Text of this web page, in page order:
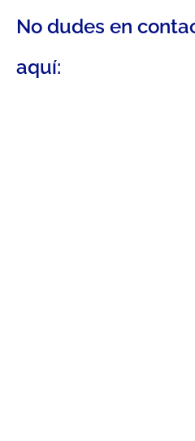
No dudes en
aquí: